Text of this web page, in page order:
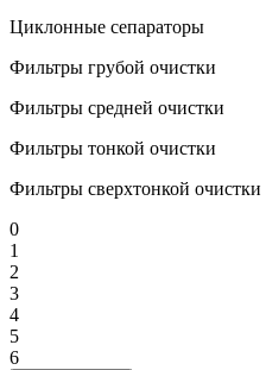
Циклонные сепараторы
Фильтры грубой очистки
Фильтры средней очистки
Фильтры тонкой очистки
Фильтры сверхтонкой очистки
0
1
2
3
4
5
6